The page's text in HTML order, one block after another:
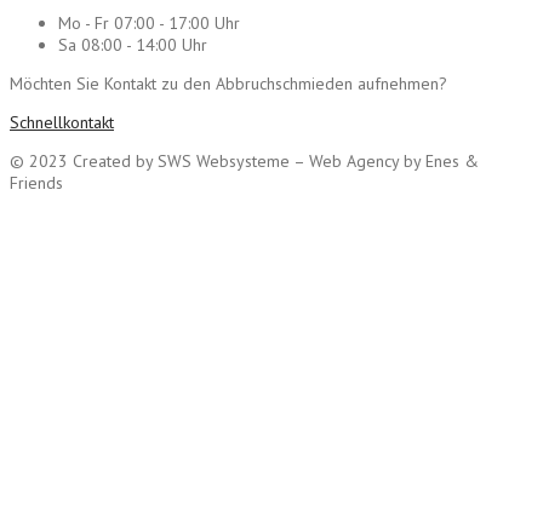
Mo - Fr 07:00 - 17:00 Uhr
Sa 08:00 - 14:00 Uhr
Möchten Sie Kontakt zu den Abbruchschmieden aufnehmen?
Schnellkontakt
© 2023 Created by SWS Websysteme – Web Agency by Enes &
Friends